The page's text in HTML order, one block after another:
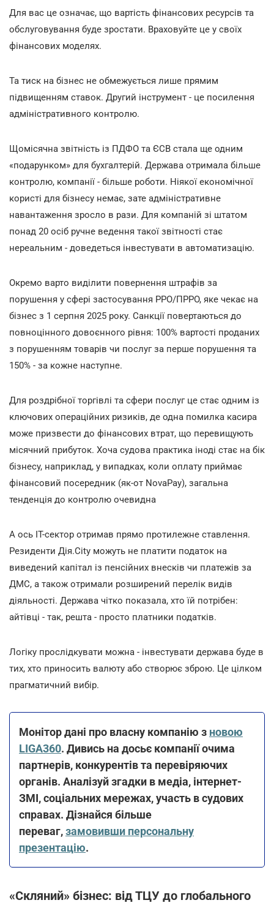
Для вас це означає, що вартість фінансових ресурсів та
обслуговування буде зростати. Враховуйте це у своїх
фінансових моделях.
Та тиск на бізнес не обмежується лише прямим
підвищенням ставок. Другий інструмент - це посилення
адміністративного контролю.
Щомісячна звітність із ПДФО та ЄСВ стала ще одним
«подарунком» для бухгалтерій. Держава отримала більше
контролю, компанії - більше роботи. Ніякої економічної
користі для бізнесу немає, зате адміністративне
навантаження зросло в рази. Для компаній зі штатом
понад 20 осіб ручне ведення такої звітності стає
нереальним - доведеться інвестувати в автоматизацію.
Окремо варто виділити повернення штрафів за
порушення у сфері застосування РРО/ПРРО, яке чекає на
бізнес з 1 серпня 2025 року. Санкції повертаються до
повноцінного довоєнного рівня: 100% вартості проданих
з порушенням товарів чи послуг за перше порушення та
150% - за кожне наступне.
Для роздрібної торгівлі та сфери послуг це стає одним із
ключових операційних ризиків, де одна помилка касира
може призвести до фінансових втрат, що перевищують
місячний прибуток. Хоча судова практика іноді стає на бік
бізнесу, наприклад, у випадках, коли оплату приймає
фінансовий посередник (як-от NovaPay), загальна
тенденція до контролю очевидна
А ось IT-сектор отримав прямо протилежне ставлення.
Резиденти Дія.City можуть не платити податок на
виведений капітал із пенсійних внесків чи платежів за
ДМС, а також отримали розширений перелік видів
діяльності. Держава чітко показала, хто їй потрібен:
айтівці - так, решта - просто платники податків.
Логіку прослідкувати можна - інвестувати держава буде в
тих, хто приносить валюту або створює зброю. Це цілком
прагматичний вибір.
Монітор дані про власну компанію з новою
LIGA360. Дивись на досьє компанії очима
партнерів, конкурентів та перевіряючих
органів. Аналізуй згадки в медіа, інтернет-
ЗМІ, соціальних мережах, участь в судових
справах. Дізнайся більше
переваг,замовивши персональну
презентацію.
«Скляний» бізнес: від ТЦУ до глобального